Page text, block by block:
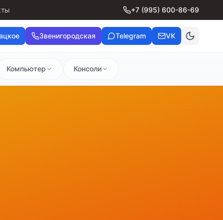
+7 (995) 600-86-69
Звенигородская Telegram VK
Компьютер Консоли